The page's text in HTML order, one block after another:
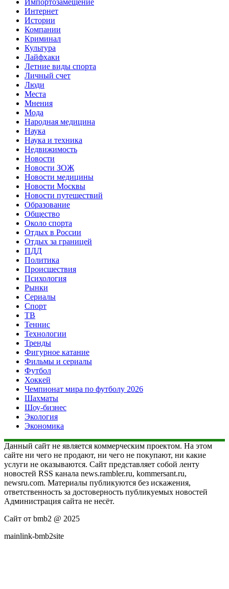
Интернет
Истории
Компании
Криминал
Культура
Лайфхаки
Летние виды спорта
Личный счет
Люди
Места
Мнения
Мода
Народная медицина
Наука
Наука и техника
Недвижимость
Новости
Новости ЗОЖ
Новости медицины
Новости Москвы
Новости путешествий
Образование
Общество
Около спорта
Отдых в России
Отдых за границей
ПДД
Политика
Происшествия
Психология
Рынки
Сериалы
Спорт
ТВ
Теннис
Технологии
Тренды
Фигурное катание
Фильмы и сериалы
Футбол
Хоккей
Чемпионат мира по футболу 2026
Шахматы
Шоу-бизнес
Экология
Экономика
Данный сайт не является коммерческим проектом. На этом
сайте ни чего не продают, ни чего не покупают, ни какие
услуги не оказываются. Сайт представляет собой ленту
новостей RSS канала news.rambler.ru, kommersant.ru,
newsru.com. Материалы публикуются без искажения,
ответственность за достоверность публикуемых новостей
Администрация сайта не несёт.
Сайт от bmb2 @ 2025
mainlink-bmb2site